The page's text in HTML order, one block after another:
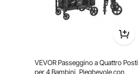
VEVOR Passeggino a Quattro Posti
per 4 Bambini, Pieghevole con